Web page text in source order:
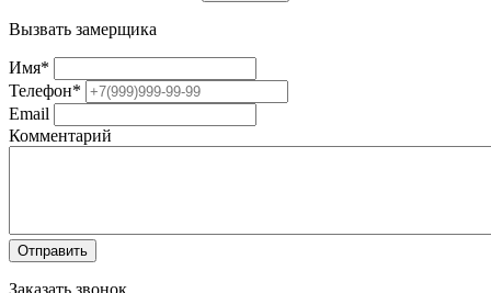
Вызвать замерщика
Имя*
Телефон*
Email
Комментарий
Заказать звонок